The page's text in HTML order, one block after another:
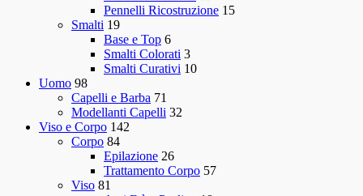
Pennelli Ricostruzione 15
Smalti 19
Base e Top 6
Smalti Colorati 3
Smalti Curativi 10
Uomo 98
Capelli e Barba 71
Modellanti Capelli 32
Viso e Corpo 142
Corpo 84
Epilazione 26
Trattamento Corpo 57
Viso 81